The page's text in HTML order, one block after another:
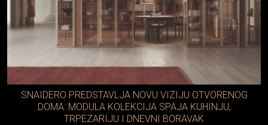
SNAIDERO PREDSTAVLJA NOVU VIZIJU OTVORENOG
DOMA: MODULA KOLEKCIJA SPAJA KUHINJU,
TRPEZARIJU I DNEVNI BORAVAK